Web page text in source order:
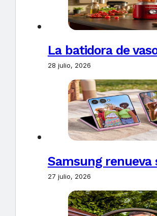
La batidora de
28 julio, 2026
Samsung
27 julio, 2026